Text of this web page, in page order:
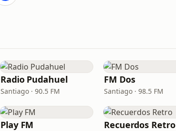
Radio Pudahuel
Santiago · 90.5 FM
FM Dos
Santiago · 98.5 FM
Play FM Recuerdos Retro